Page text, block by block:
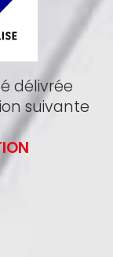
délivrée
suivante